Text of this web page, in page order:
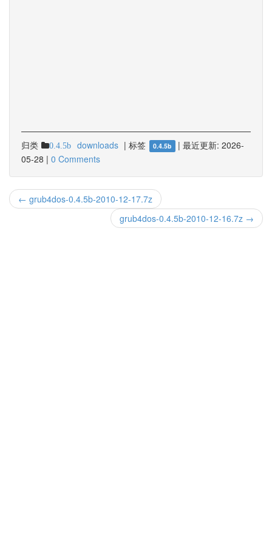
归类 0.4.5b downloads | 标签 0.4.5b | 最近更新: 2026-
05-28 | 0 Comments
← grub4dos-0.4.5b-2010-12-17.7z
grub4dos-0.4.5b-2010-12-16.7z →